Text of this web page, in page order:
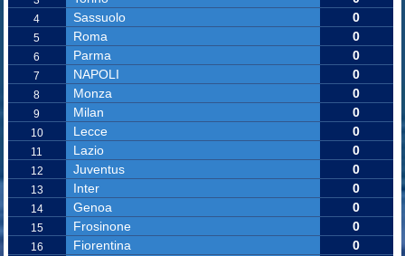
4 Sassuolo 0
5 Roma 0
6 Parma 0
7 NAPOLI 0
8 Monza 0
9 Milan 0
10 Lecce 0
11 Lazio 0
12 Juventus 0
13 Inter 0
14 Genoa 0
15 Frosinone 0
16 Fiorentina 0